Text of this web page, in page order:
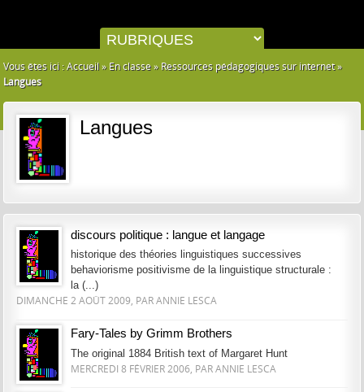
Vous êtes ici :Accueil » En classe » Ressources pédagogiques sur internet»
Langues
Langues
discours politique : langue et langage
historique des théories linguistiques successives
behaviorisme positivisme de la linguistique structurale :
la (...)
DIMANCHE 2 AOÛT 2009, PAR ANNIE LESCA
Fary-Tales by Grimm Brothers
The original 1884 British text of Margaret Hunt
MERCREDI 8 FÉVRIER 2006, PAR ANNIE LESCA